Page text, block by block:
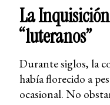
La
“luteranos”
Durante siglos, la
había florecido a
ocasional. No